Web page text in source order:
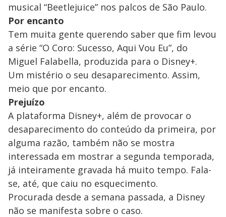
musical “Beetlejuice” nos palcos de São Paulo.
Por encanto
Tem muita gente querendo saber que fim levou
a série “O Coro: Sucesso, Aqui Vou Eu”, do
Miguel Falabella, produzida para o Disney+.
Um mistério o seu desaparecimento. Assim,
meio que por encanto.
Prejuízo
A plataforma Disney+, além de provocar o
desaparecimento do conteúdo da primeira, por
alguma razão, também não se mostra
interessada em mostrar a segunda temporada,
já inteiramente gravada há muito tempo. Fala-
se, até, que caiu no esquecimento.
Procurada desde a semana passada, a Disney
não se manifesta sobre o caso.